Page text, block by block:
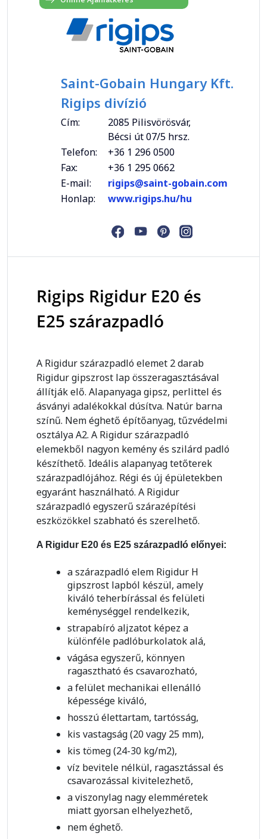
Saint-Gobain Hungary Kft.
Rigips divízió
Cím:
2085 Pilisvörösvár,
Bécsi út 07/5 hrsz.
Telefon:
+36 1 296 0500
Fax:
+36 1 295 0662
E-mail:
rigips@saint-gobain.com
Honlap:
www.rigips.hu/hu
Rigips Rigidur E20 és
E25 szárazpadló
A Rigidur szárazpadló elemet 2 darab
Rigidur gipszrost lap összeragasztásával
állítják elő. Alapanyaga gipsz, perlittel és
ásványi adalékokkal dúsítva. Natúr barna
színű. Nem éghető építőanyag, tűzvédelmi
osztálya A2. A Rigidur szárazpadló
elemekből nagyon kemény és szilárd padló
készíthető. Ideális alapanyag tetőterek
szárazpadlójához. Régi és új épületekben
egyaránt használható. A Rigidur
szárazpadló egyszerű szárazépítési
eszközökkel szabható és szerelhető.
A Rigidur E20 és E25 szárazpadló előnyei:
a szárazpadló elem Rigidur H
gipszrost lapból készül, amely
kiváló teherbírással és felületi
keménységgel rendelkezik,
strapabíró aljzatot képez a
különféle padlóburkolatok alá,
vágása egyszerű, könnyen
ragasztható és csavarozható,
a felület mechanikai ellenálló
képessége kiváló,
hosszú élettartam, tartósság,
kis vastagság (20 vagy 25 mm),
kis tömeg (24-30 kg/m2),
víz bevitele nélkül, ragasztással és
csavarozással kivitelezhető,
a viszonylag nagy elemméretek
miatt gyorsan elhelyezhető,
nem éghető.